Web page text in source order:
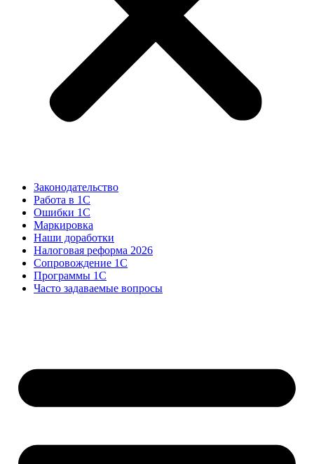
Законодательство
Работа в 1С
Ошибки 1С
Маркировка
Наши доработки
Налоговая реформа 2026
Сопровождение 1С
Программы 1С
Часто задаваемые вопросы